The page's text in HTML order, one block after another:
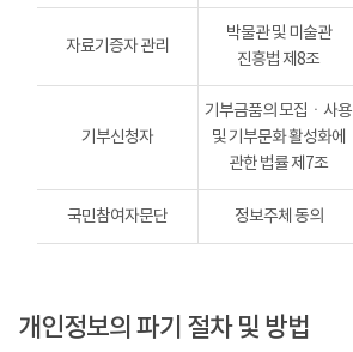
자료기증자 관리
박물관 및 미술관
진흥법 제8조
기부신청자
기부금품의 모집ㆍ사용
및 기부문화 활성화에
관한 법률 제7조
국민참여자문단 정보주체 동의
개인정보의 파기 절차 및 방법